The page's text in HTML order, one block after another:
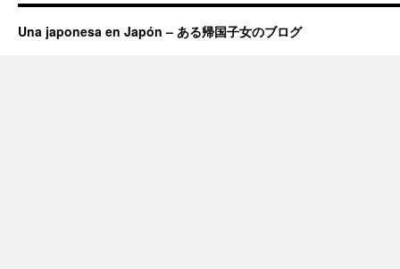
Una japonesa en Japón – ある帰国子女のブログ